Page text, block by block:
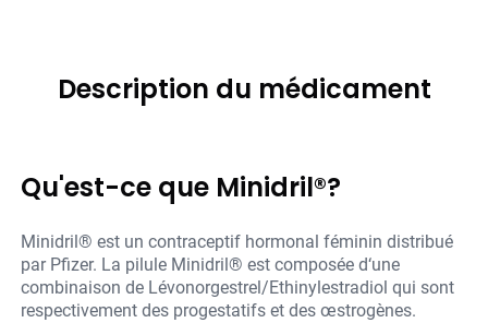
Description du médicament
Qu'est-ce que Minidril®?
Minidril® est un contraceptif hormonal féminin distribué
par Pfizer. La pilule Minidril® est composée d‘une
combinaison de Lévonorgestrel/Ethinylestradiol qui sont
respectivement des progestatifs et des œstrogènes.